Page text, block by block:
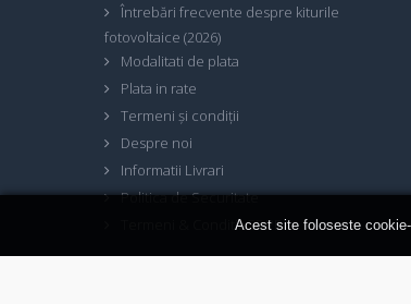
Acest site foloseste
Întrebări frecvente despre kiturile
fotovoltaice (2026)
Modalitati de plata
Plata in rate
Termeni și condiții
Despre noi
Informatii Livrari
Politica de Securitate
Termeni & Conditii GDPR